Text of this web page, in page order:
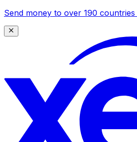
Send money to over 190 countries